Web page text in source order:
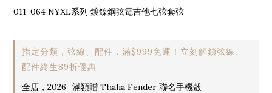
011-064 NYXL系列 鍍鎳鋼弦電吉他七弦套弦
指定分類，弦線、配件，滿$999免運！立刻解鎖弦線、
配件終生89折優惠
全店，2026_滿額贈 Thalia Fender 聯名手機殼